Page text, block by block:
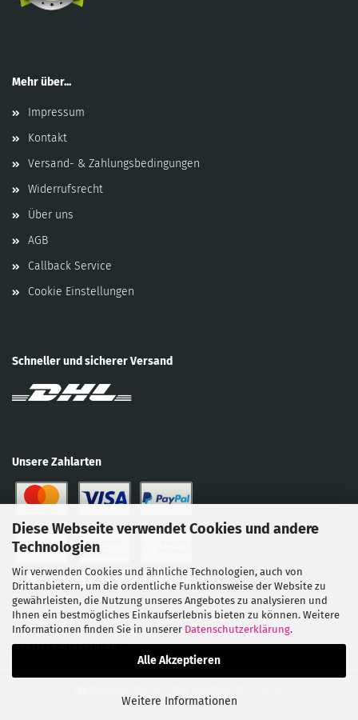
Diese Webseite verwendet Cookies und andere
Technologien
Wir verwenden Cookies und ähnliche Technologien, auch von
Drittanbietern, um die ordentliche Funktionsweise der Website zu
gewährleisten, die Nutzung unseres Angebotes zu analysieren und
Ihnen ein bestmögliches Einkaufserlebnis bieten zu können. Weitere
Informationen finden Sie in unserer Datenschutzerklärung.
Alle Akzeptieren
Weitere Informationen
Mehr über...
Impressum
Kontakt
Versand- & Zahlungsbedingungen
Widerrufsrecht
Über uns
AGB
Callback Service
Cookie Einstellungen
Schneller und sicherer Versand
Unsere Zahlarten
Vertrag widerrufen